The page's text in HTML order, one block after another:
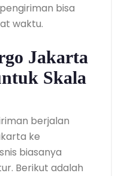
bisa
waktu.
Jakarta
Skala
berjalan
ke
biasanya
Berikut adalah